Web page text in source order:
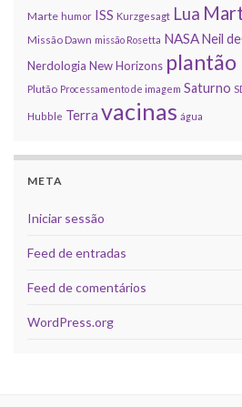
Marte humor ISS Kurzgesagt Lua
Missão Dawn missão Rosetta NASANeil
Nerdologia New Horizons
Plutão Processamento de imagem Saturno
Hubble Terra vacinas água
META
Iniciar sessão
Feed de entradas
Feed de comentários
WordPress.org